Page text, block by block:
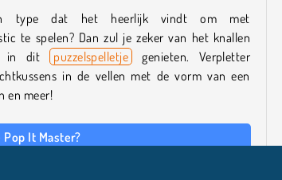
type dat het heerlijk vindt om met
te spelen? Dan zul je zeker van het knallen
in dit puzzelspelletje
genieten. Verpletter
in de vellen met de vorm van een
en meer!
Pop It Master?